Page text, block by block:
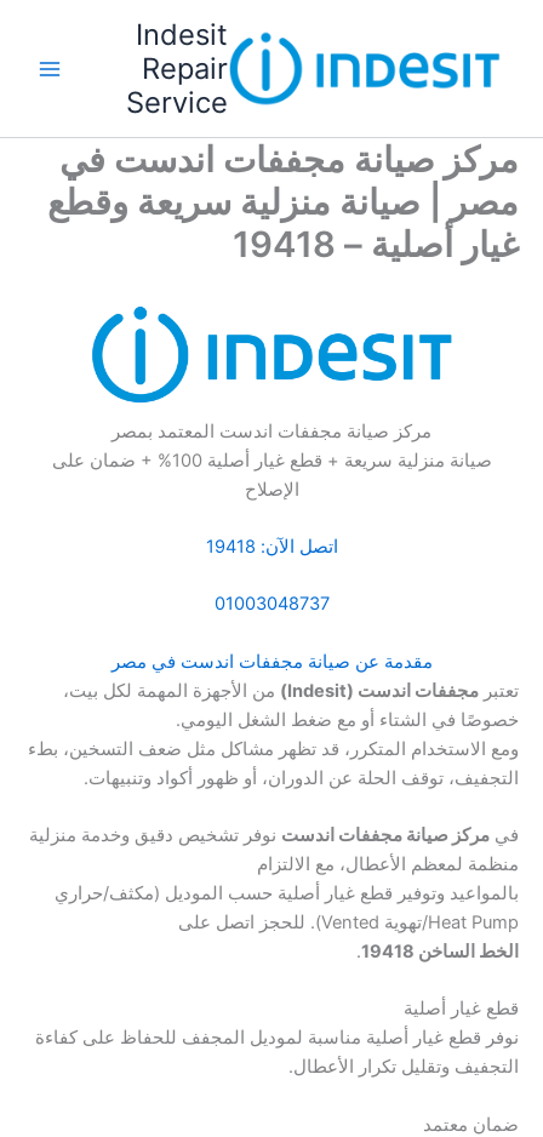
Indesit
Repair
Service
مركز صيانة مجففات اندست في
مصر | صيانة منزلية سريعة وقطع
غيار أصلية – 19418
مركز صيانة مجففات اندست المعتمد بمصر
صيانة منزلية سريعة + قطع غيار أصلية 100% + ضمان على
الإصلاح
اتصل الآن: 19418
01003048737
مقدمة عن صيانة مجففات اندست في مصر
تعتبر مجففات اندست (Indesit)
من الأجهزة المهمة لكل بيت،
خصوصًا في الشتاء أو مع ضغط الشغل اليومي.
ومع الاستخدام المتكرر، قد تظهر مشاكل مثل ضعف التسخين، بطء
التجفيف، توقف الحلة عن الدوران، أو ظهور أكواد وتنبيهات.
في مركز صيانة مجففات اندست نوفر تشخيص دقيق وخدمة منزلية
منظمة لمعظم الأعطال، مع الالتزام
بالمواعيد وتوفير قطع غيار أصلية حسب الموديل (مكثف/حراري
Heat Pump/تهوية Vented). للحجز اتصل على
الخط الساخن 19418
.
قطع غيار أصلية
نوفر قطع غيار أصلية مناسبة لموديل المجفف للحفاظ على كفاءة
التجفيف وتقليل تكرار الأعطال.
ضمان معتمد